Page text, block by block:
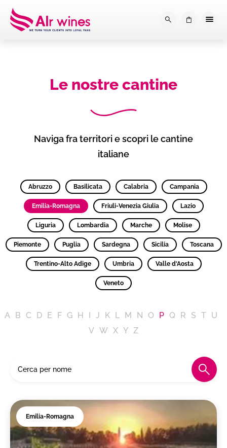
Dalla loro vendemmia, alla
Le nostre cantine
Naviga fra territori e scopri le cantine
italiane
Abruzzo Basilicata Calabria Campania
Emilia-Romagna Friuli-Venezia Giulia Lazio
Liguria Lombardia Marche Molise
Piemonte Puglia Sardegna Sicilia Toscana
Trentino-Alto Adige Umbria Valle d'Aosta
Veneto
A B C D E F G H J K L M N O P Q R S T U
V W X Y Z
Emilia-Romagna